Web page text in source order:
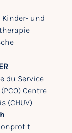
Kinder- und
du Service
Centre
(CHUV)